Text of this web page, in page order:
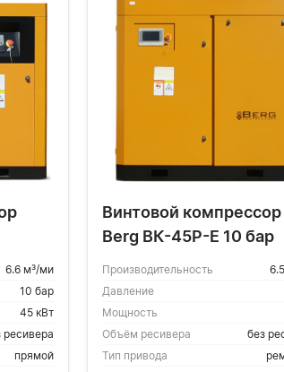
6.6 м³/ми
10 бар
45 кВт
ресивера
прямой
Винтовой компрессор
Berg ВК-45Р-Е 10 бар
Производительность
Давление
Мощность
Объём ресивера
без
Тип привода